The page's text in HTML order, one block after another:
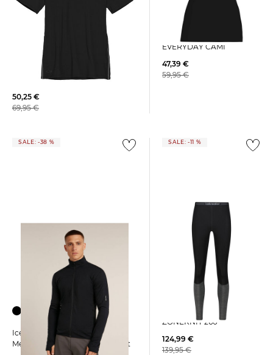
Icebreaker | Herren
Funktionsunterhemd/Unterhemd
mit Wolle ANATOMICA S/S
50,25 €
69,95 €
Icebreaker | Damen
Funktionsunterhemd 175
EVERYDAY CAMI
47,39 €
59,95 €
SALE: -38 %
Icebreaker | Herren Jacke aus
Merinomix DESCENDER Slim Fit
SALE: -11 %
Icebreaker | Herren
Funktionsunterhose
ZONEKNIT 260
124,99 €
139,95 €